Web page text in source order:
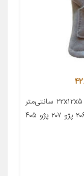
معرفی محصول جزئیات محصول ابعاد ۲۲x۱۲x۵ سانتی‌متر
جنس ویسکوز مناسب برای خودرو پژو ۲۰۶ پژو ۲۰۷ پژو ۴۰۵